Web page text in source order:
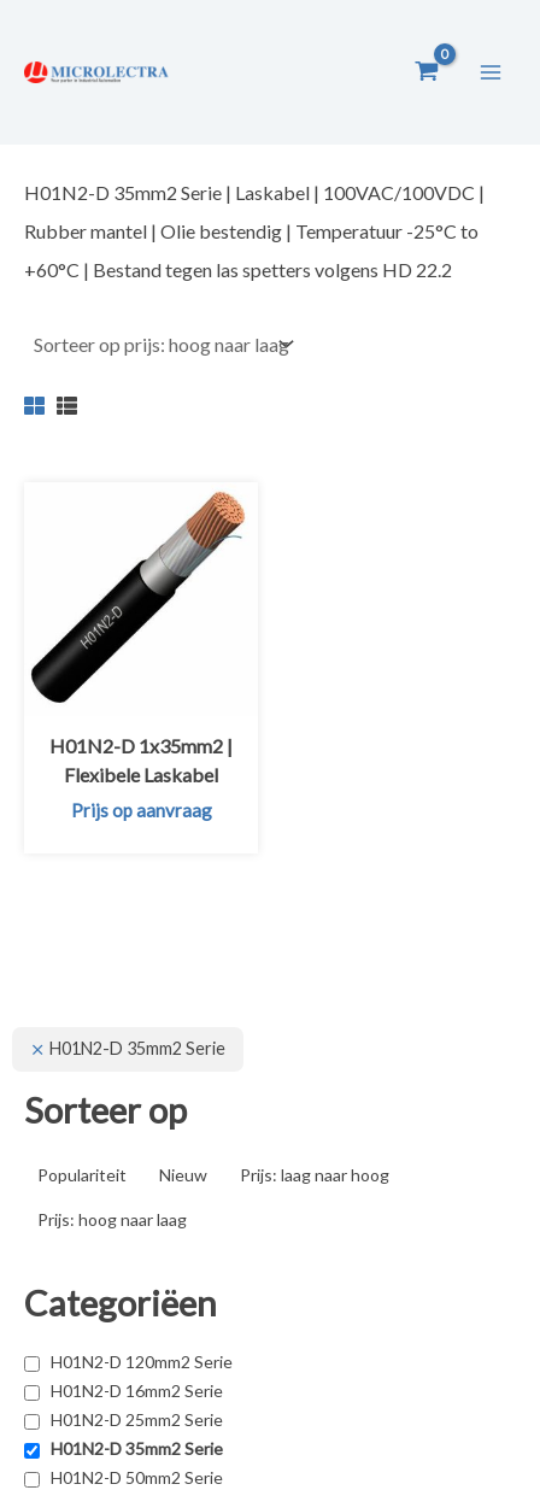
naar
H01N2-D 35mm2 Serie
Sorteer op
Populariteit Nieuw Prijs: laag naar hoog
Prijs: hoog naar laag
Categoriëen
H01N2-D 120mm2 Serie
H01N2-D 16mm2 Serie
H01N2-D 25mm2 Serie
H01N2-D 35mm2 Serie
H01N2-D 50mm2 Serie
H01N2-D 35mm2 Serie | Laskabel | 100VAC/100VDC |
Rubber mantel | Olie bestendig | Temperatuur -25°C to
+60°C | Bestand tegen las spetters volgens HD 22.2
H01N2-D 1x35mm2 |
Flexibele Laskabel
Prijs op aanvraag